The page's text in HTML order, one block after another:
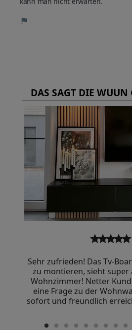
DAS SAGT DIE
starstarstarstarstar
Sehr zufrieden! Das Tv-
zu montieren, sieht super
Wohnzimmer! Netter
eine Frage zu der
sofort und freundlich